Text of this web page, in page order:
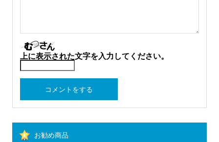
上に表示された文字を入力してください。
お勧め商品